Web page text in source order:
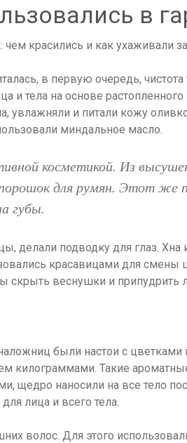
в
в первую очередь,
и тела на основе
увлажняли и питали кожу
миндальное масло.
косметикой. Из
порошок для румян. Этот же
губы.
подводку для глаз. Хна
красавицами для смены
скрыть веснушки и припудрить
были настои с
килограммами. Такие
наносили на все тело
лица и всего тела.
волос. Для этого